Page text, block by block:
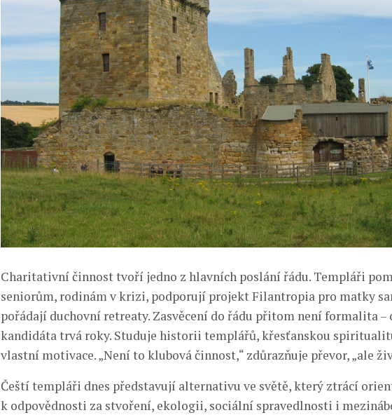
Charitativní činnost tvoří jedno z hlavních poslání řádu. Templáři
seniorům, rodinám v krizi, podporují projekt Filantropia pro matky
pořádají duchovní retreaty. Zasvěcení do řádu přitom není formalita –
kandidáta trvá roky. Studuje historii templářů, křesťanskou
vlastní motivace. „Není to klubová činnost,“ zdůrazňuje převor, „ale
Čeští templáři dnes představují alternativu ve světě, který ztrácí
k odpovědnosti za stvoření, ekologii, sociální spravedlnosti i